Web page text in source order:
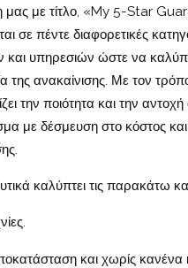
μας με τίτλο, «My 5-Star
σε πέντε διαφορετικές
και υπηρεσιών ώστε να
της ανακαίνισης. Με τον
την ποιότητα και την αντοχή
με δέσμευση στο κόστος
καλύπτει τις παρακάτω
και χωρίς κανένα